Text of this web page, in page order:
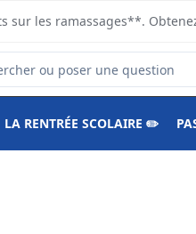
les ramassages**.
des produits
LA RENTRÉE SCOLAIRE ✏️